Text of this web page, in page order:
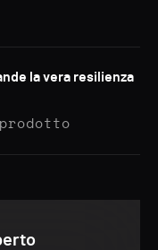
la vera resilienza